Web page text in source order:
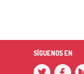
SÍGUENOS EN